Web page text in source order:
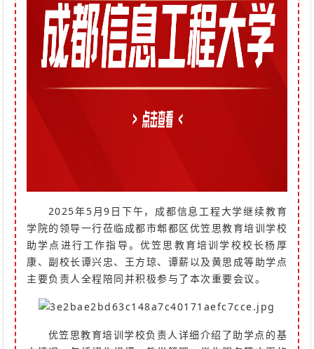
2025年5月9日下午，成都信息工程大学继续教育
学院的领导一行莅临成都市郫都区优笠思教育培训学校
助学点进行工作指导。优笠思教育培训学校校长杨厚
康、副校长谭兴忠、王方琼、谭薪以及黄思成等助学点
主要负责人全程陪同并积极参与了本次重要会议。
优笠思教育培训学校负责人详细介绍了助学点的基